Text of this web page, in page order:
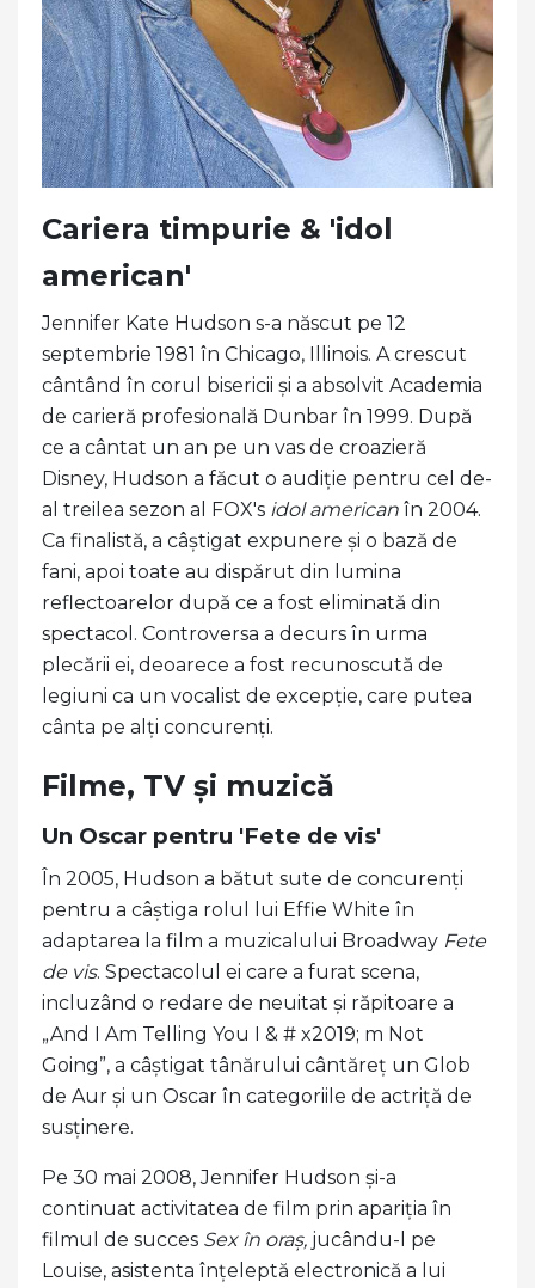
Cariera timpurie & 'idol
american'
Jennifer Kate Hudson s-a născut pe 12
septembrie 1981 în Chicago, Illinois. A crescut
cântând în corul bisericii și a absolvit Academia
de carieră profesională Dunbar în 1999. După
ce a cântat un an pe un vas de croazieră
Disney, Hudson a făcut o audiție pentru cel de-
al treilea sezon al FOX's idol american în 2004.
Ca finalistă, a câștigat expunere și o bază de
fani, apoi toate au dispărut din lumina
reflectoarelor după ce a fost eliminată din
spectacol. Controversa a decurs în urma
plecării ei, deoarece a fost recunoscută de
legiuni ca un vocalist de excepție, care putea
cânta pe alți concurenți.
Filme, TV și muzică
Un Oscar pentru 'Fete de vis'
În 2005, Hudson a bătut sute de concurenți
pentru a câștiga rolul lui Effie White în
adaptarea la film a muzicalului Broadway Fete
de vis. Spectacolul ei care a furat scena,
incluzând o redare de neuitat și răpitoare a
„And I Am Telling You I & # x2019; m Not
Going”, a câștigat tânărului cântăreț un Glob
de Aur și un Oscar în categoriile de actriță de
susținere.
Pe 30 mai 2008, Jennifer Hudson și-a
continuat activitatea de film prin apariția în
filmul de succes Sex în oraș, jucându-l pe
Louise, asistenta înțeleptă electronică a lui